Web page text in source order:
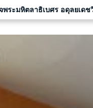
พระมหิตลาธิเบศร อดุลยเ